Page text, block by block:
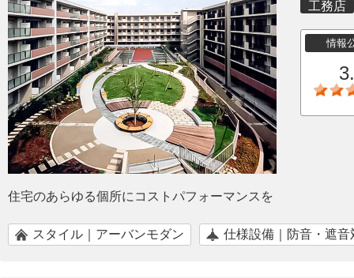
工務店
情報
住宅のあらゆる個所にコストパフォーマンスを
スタイル｜アーバンモダン 仕様設備｜防音・遮音